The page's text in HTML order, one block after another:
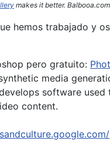
makes it better. Balbooa.com
hemos trabajado y os
pero gratuito:
media
software used
content.